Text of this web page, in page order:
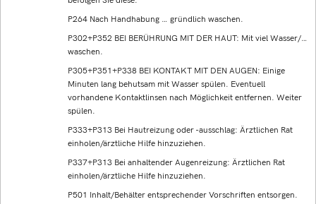
P264 Nach Handhabung … gründlich waschen.
P302+P352 BEI BERÜHRUNG MIT DER HAUT: Mit viel Wasser/…
waschen.
P305+P351+P338 BEI KONTAKT MIT DEN AUGEN: Einige
Minuten lang behutsam mit Wasser spülen. Eventuell
vorhandene Kontaktlinsen nach Möglichkeit entfernen. Weiter
spülen.
P333+P313 Bei Hautreizung oder -ausschlag: Ärztlichen Rat
einholen/ärztliche Hilfe hinzuziehen.
P337+P313 Bei anhaltender Augenreizung: Ärztlichen Rat
einholen/ärztliche Hilfe hinzuziehen.
P501 Inhalt/Behälter entsprechender Vorschriften entsorgen.